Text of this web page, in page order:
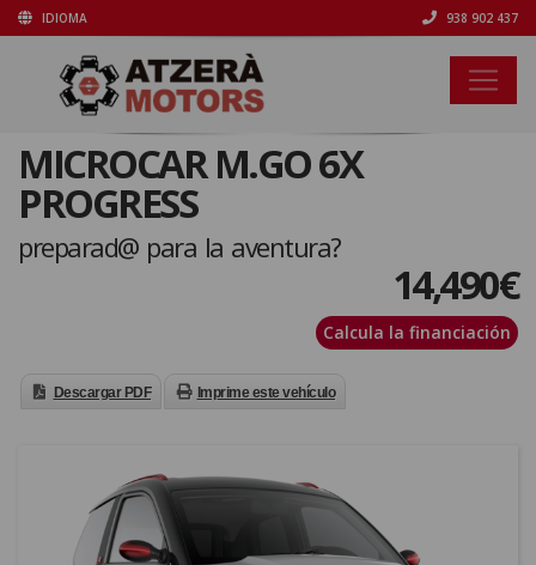
IDIOMA 938 902 437
MICROCAR M.GO 6X
PROGRESS
preparad@ para la aventura?
14,490€
Calcula la financiación
Descargar PDF Imprime este vehículo